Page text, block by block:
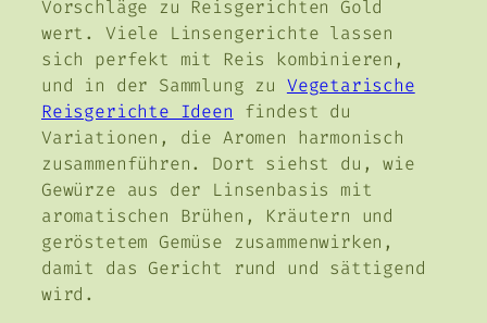
Vorschläge zu Reisgerichten Gold
wert. Viele Linsengerichte lassen
sich perfekt mit Reis kombinieren,
und in der Sammlung zu Vegetarische
Reisgerichte Ideen findest du
Variationen, die Aromen harmonisch
zusammenführen. Dort siehst du, wie
Gewürze aus der Linsenbasis mit
aromatischen Brühen, Kräutern und
geröstetem Gemüse zusammenwirken,
damit das Gericht rund und sättigend
wird.